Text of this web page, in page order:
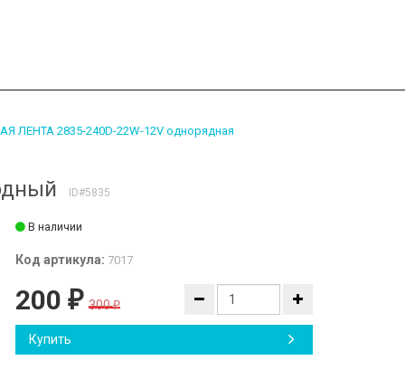
ЛЕНТА 2835-240D-22W-12V однорядная
ID#5835
В наличии
Код артикула: 7017
200 ₽ 300₽
Купить